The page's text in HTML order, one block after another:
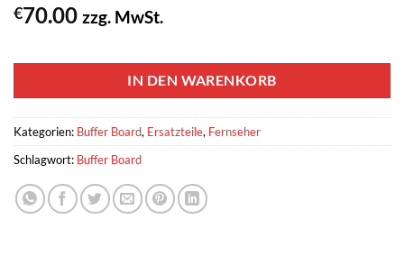
€70.00 zzg. MwSt.
IN DEN WARENKORB
Kategorien: Buffer Board, Ersatzteile, Fernseher
Schlagwort: Buffer Board